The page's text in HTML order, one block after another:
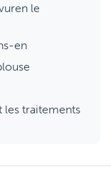
le
en
les traitements